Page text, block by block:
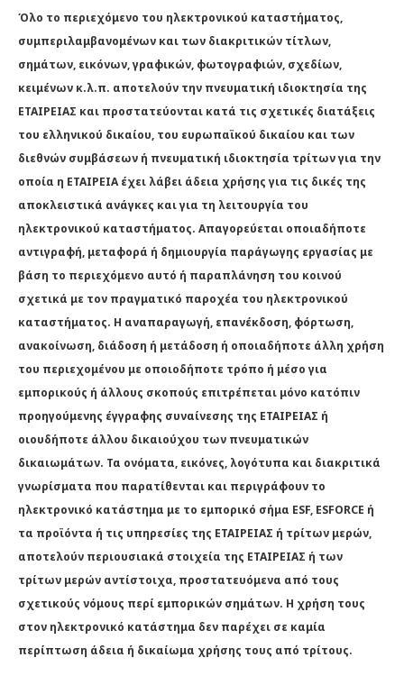
Όλο το περιεχόμενο του ηλεκτρονικού καταστήματος,
συμπεριλαμβανομένων και των διακριτικών τίτλων,
σημάτων, εικόνων, γραφικών, φωτογραφιών, σχεδίων,
κειμένων κ.λ.π. αποτελούν την πνευματική ιδιοκτησία της
ΕΤΑΙΡΕΙΑΣ και προστατεύονται κατά τις σχετικές διατάξεις
του ελληνικού δικαίου, του ευρωπαϊκού δικαίου και των
διεθνών συμβάσεων ή πνευματική ιδιοκτησία τρίτων για την
οποία η ΕΤΑΙΡΕΙΑ έχει λάβει άδεια χρήσης για τις δικές της
αποκλειστικά ανάγκες και για τη λειτουργία του
ηλεκτρονικού καταστήματος. Απαγορεύεται οποιαδήποτε
αντιγραφή, μεταφορά ή δημιουργία παράγωγης εργασίας με
βάση το περιεχόμενο αυτό ή παραπλάνηση του κοινού
σχετικά με τον πραγματικό παροχέα του ηλεκτρονικού
καταστήματος. Η αναπαραγωγή, επανέκδοση, φόρτωση,
ανακοίνωση, διάδοση ή μετάδοση ή οποιαδήποτε άλλη χρήση
του περιεχομένου με οποιοδήποτε τρόπο ή μέσο για
εμπορικούς ή άλλους σκοπούς επιτρέπεται μόνο κατόπιν
προηγούμενης έγγραφης συναίνεσης της ΕΤΑΙΡΕΙΑΣ ή
οιουδήποτε άλλου δικαιούχου των πνευματικών
δικαιωμάτων. Τα ονόματα, εικόνες, λογότυπα και διακριτικά
γνωρίσματα που παρατίθενται και περιγράφουν το
ηλεκτρονικό κατάστημα με το εμπορικό σήμα ESF, ESFORCE ή
τα προϊόντα ή τις υπηρεσίες της ΕΤΑΙΡΕΙΑΣ ή τρίτων μερών,
αποτελούν περιουσιακά στοιχεία της ΕΤΑΙΡΕΙΑΣ ή των
τρίτων μερών αντίστοιχα, προστατευόμενα από τους
σχετικούς νόμους περί εμπορικών σημάτων. Η χρήση τους
στον ηλεκτρονικό κατάστημα δεν παρέχει σε καμία
περίπτωση άδεια ή δικαίωμα χρήσης τους από τρίτους.